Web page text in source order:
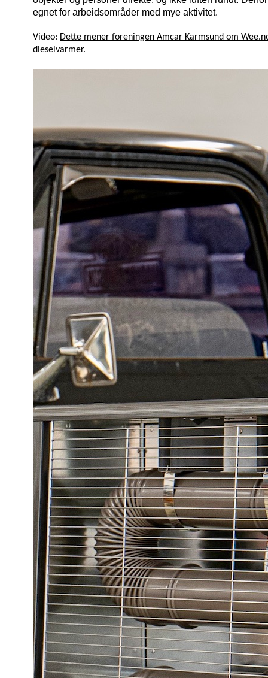
egnet for arbeidsområder med mye aktivitet.
Video: Dette mener foreningen Amcar Karmsund om
dieselvarmer.